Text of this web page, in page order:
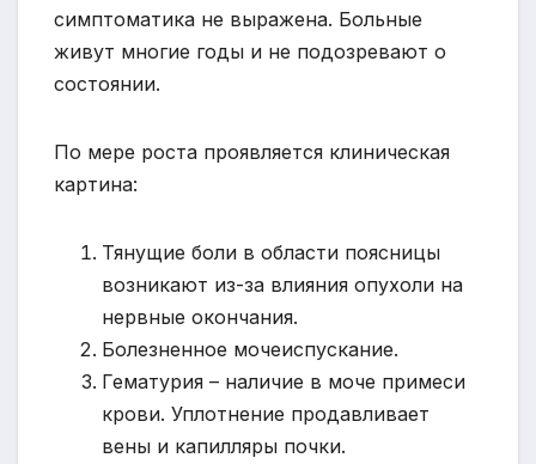
симптоматика не выражена. Больные
живут многие годы и не подозревают о
состоянии.
По мере роста проявляется клиническая
картина:
Тянущие боли в области поясницы
возникают из-за влияния опухоли на
нервные окончания.
Болезненное мочеиспускание.
Гематурия – наличие в моче примеси
крови. Уплотнение продавливает
вены и капилляры почки.